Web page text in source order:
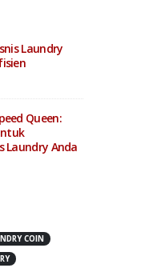
Laundry
Queen:
Laundry Anda
COIN